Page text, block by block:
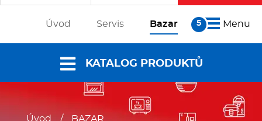
Úvod Servis Bazar
Reference
Partneři
Menu
KATALOG PRODUKTŮ
Úvod / BAZAR